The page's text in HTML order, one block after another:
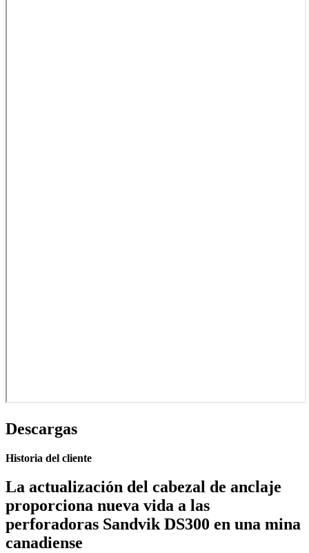
Descargas
Historia del cliente
La actualización del cabezal de anclaje
proporciona nueva vida a las
perforadoras Sandvik DS300 en una mina
canadiense